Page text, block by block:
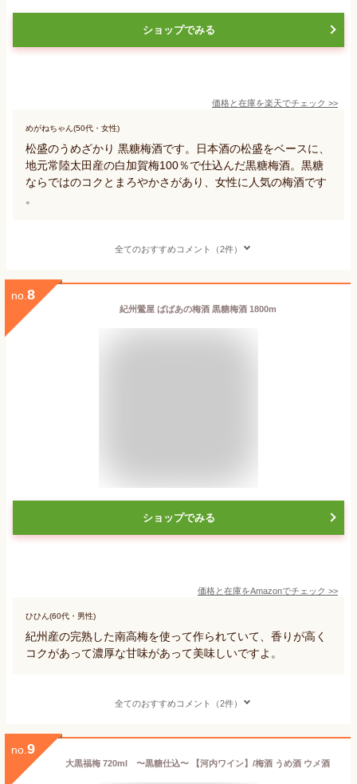
ショップでみる
価格と在庫を楽天でチェック >>
めがねちゃん(50代・女性)
松盛のうめざかり 黒糖梅酒です。日本酒の松盛をベースに、
地元常陸太田産の白加賀梅100％で仕込んだ黒糖梅酒。黒糖
ならではのコクとまろやかさがあり、女性に人気の梅酒です
。
全てのおすすめコメント（2件）
no. 8
紀州鶯屋 ばばあの梅酒 黒糖梅酒 1800m
ショップでみる
価格と在庫をAmazonでチェック >>
ひひん(60代・男性)
紀州産の完熟した南高梅を使って作られていて、香りが高く
コクがあって濃厚な甘味があって美味しいですよ。
全てのおすすめコメント（2件）
no. 9
大黒福梅 720ml 〜黒糖仕込〜 【河内ワイン】/梅酒 うめ酒 ウメ酒